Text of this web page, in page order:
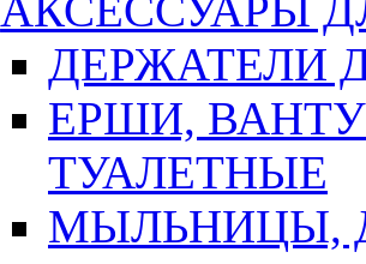
АКСЕССУАРЫ
ДЕРЖАТЕЛИ
ЕРШИ,
ТУАЛЕТНЫЕ
МЫЛЬНИЦЫ,